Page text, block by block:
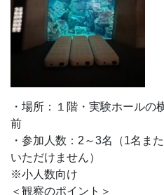
・場所：１階・実験ホールの
前
・参加人数：2～3名（1名ま
いただけません）
※小人数向け
＜観察のポイント＞